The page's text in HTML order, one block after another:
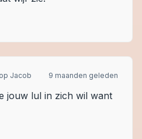
Jacob 9 maanden geleden
jouw lul in zich wil want